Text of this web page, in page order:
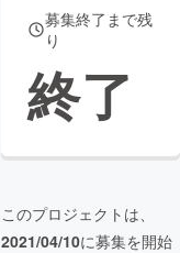
募集終了まで残
り
終了
このプロジェクトは、
2021/04/10に募集を開始